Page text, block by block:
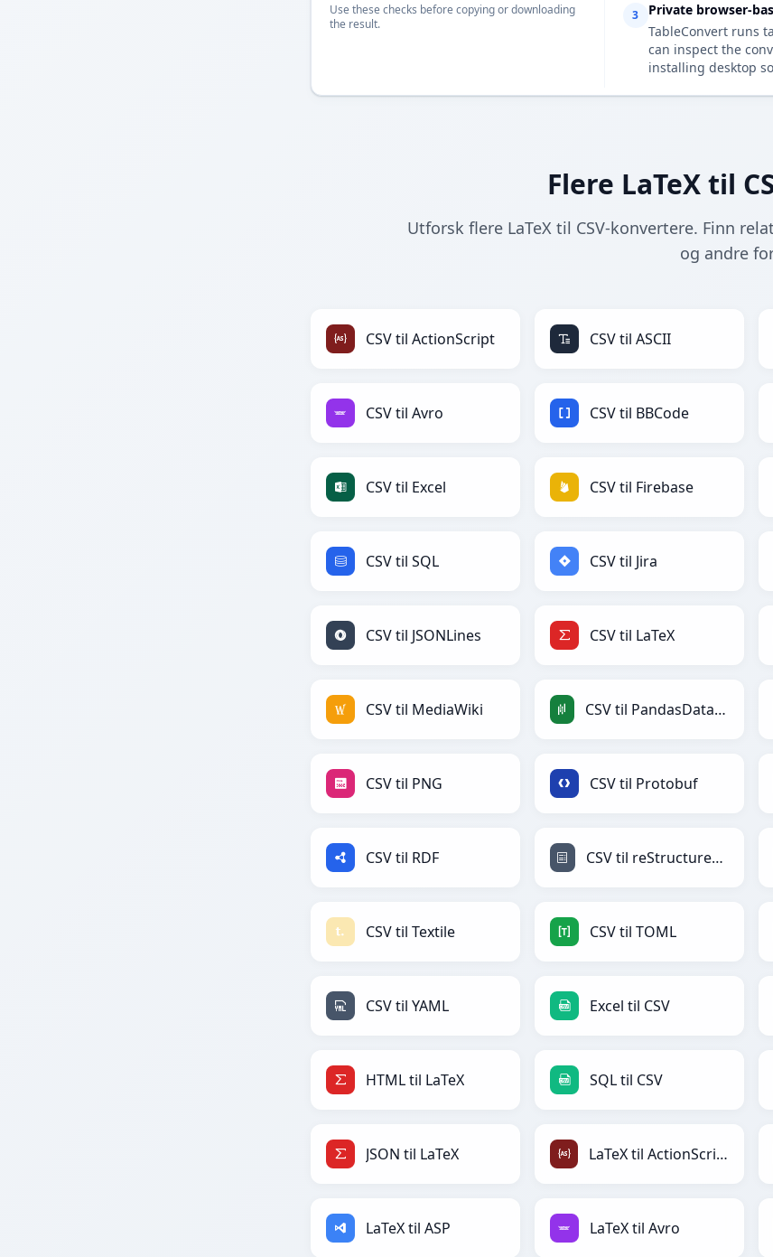
Use these checks before copying or downloading
the result.
3
Private browser-
TableConvert runs
can inspect the
installing desktop
Flere LaTeX til
Utforsk flere LaTeX til CSV-konvertere. Finn
og andre
CSV til ActionScript CSV til ASCII
CSV til Avro CSV til BBCode
CSV til Excel CSV til Firebase
CSV til SQL CSV til Jira
CSV til JSONLines CSV til LaTeX
CSV til MediaWiki CSV til PandasDataFrame
CSV til PNG CSV til Protobuf
CSV til RDF CSV til reStructuredText
CSV til Textile CSV til TOML
CSV til YAML Excel til CSV
HTML til LaTeX SQL til CSV
JSON til LaTeX LaTeX til ActionScript
LaTeX til ASP LaTeX til Avro